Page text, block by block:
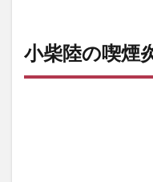
小柴陸の喫煙